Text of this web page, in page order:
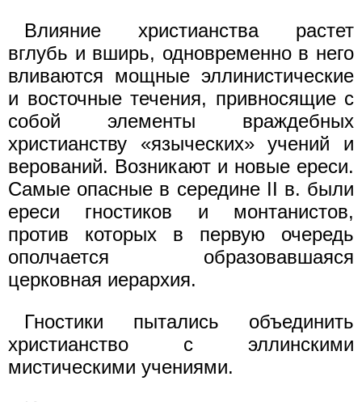
Влияние христианства растет
вглубь и вширь, одновременно в него
вливаются мощные эллинистические
и восточные течения, привносящие с
собой элементы враждебных
христианству «языческих» учений и
верований. Возникают и новые ереси.
Самые опасные в середине II в. были
ереси гностиков и монтанистов,
против которых в первую очередь
ополчается образовавшаяся
церковная иерархия.
Гностики пытались объединить
христианство с эллинскими
мистическими учениями.